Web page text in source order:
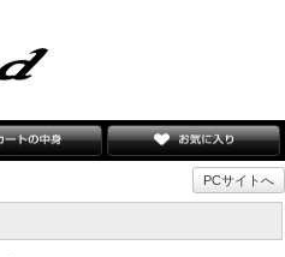
PCサイトへ